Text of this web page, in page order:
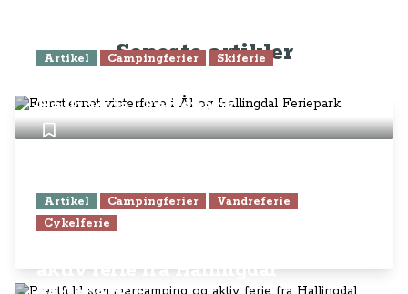
Seneste artikler
Artikel Campingferier Skiferie
Hallingdal Feriepark
Artikel Campingferier
Vandreferie
Cykelferie
aktiv ferie fra Hallingdal